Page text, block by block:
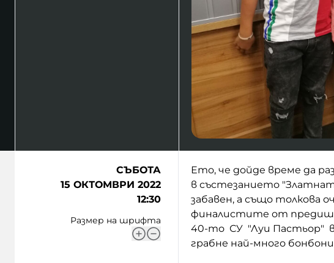
СЪБОТА
15 ОКТОМВРИ 2022
12:30
Размер на шрифта
Ето, че дойде време да
в състезанието
забавен, а също толкова
финалистите от
40-то СУ "Луи Пастьор" в
грабне най-много